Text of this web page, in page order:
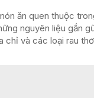
ăn quen thuộc
nguyên liệu gần
chỉ và các loại rau